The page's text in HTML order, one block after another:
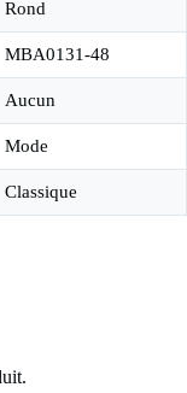
Rond
MBA0131-48
Aucun
Mode
Classique